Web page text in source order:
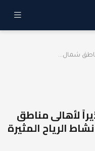
مناطق شمال...
لأهالى مناطق
الرياح المثيرة